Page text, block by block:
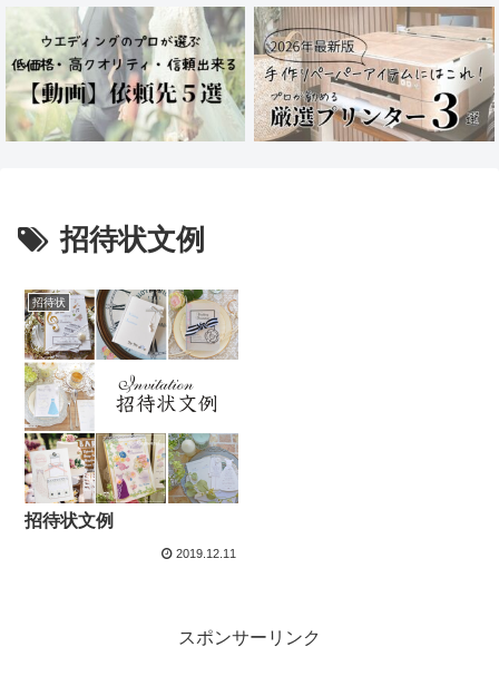
招待状文例
招待状
招待状文例
2019.12.11
スポンサーリンク